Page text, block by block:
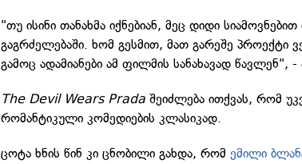
"თუ ისინი თანახმა იქნებიან, მეც დიდი
გაგრძელებაში. ხომ გესმით, მათ გარეშე პროექტი
გამოც ადამიანები ამ ფილმის სანახავად წავლენ", -
The Devil Wears Prada შეიძლება ითქვას, რომ
რომანტიკული კომედიების კლასიკად.
ცოტა ხნის წინ კი ცნობილი გახდა, რომემილი